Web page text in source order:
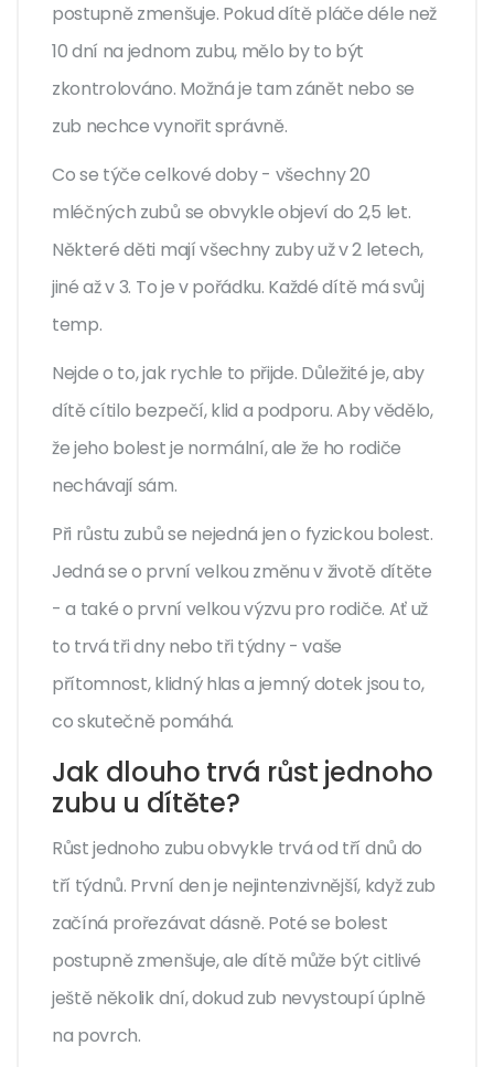
postupně zmenšuje. Pokud dítě pláče déle než
10 dní na jednom zubu, mělo by to být
zkontrolováno. Možná je tam zánět nebo se
zub nechce vynořit správně.
Co se týče celkové doby - všechny 20
mléčných zubů se obvykle objeví do 2,5 let.
Některé děti mají všechny zuby už v 2 letech,
jiné až v 3. To je v pořádku. Každé dítě má svůj
temp.
Nejde o to, jak rychle to přijde. Důležité je, aby
dítě cítilo bezpečí, klid a podporu. Aby vědělo,
že jeho bolest je normální, ale že ho rodiče
nechávají sám.
Při růstu zubů se nejedná jen o fyzickou bolest.
Jedná se o první velkou změnu v životě dítěte
- a také o první velkou výzvu pro rodiče. Ať už
to trvá tři dny nebo tři týdny - vaše
přítomnost, klidný hlas a jemný dotek jsou to,
co skutečně pomáhá.
Jak dlouho trvá růst jednoho
zubu u dítěte?
Růst jednoho zubu obvykle trvá od tří dnů do
tří týdnů. První den je nejintenzivnější, když zub
začíná prořezávat dásně. Poté se bolest
postupně zmenšuje, ale dítě může být citlivé
ještě několik dní, dokud zub nevystoupí úplně
na povrch.